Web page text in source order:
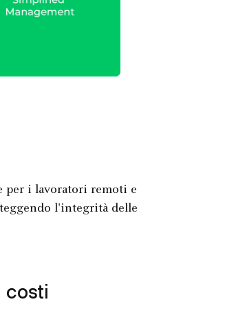
per i lavoratori remoti e
l'integrità delle
costi